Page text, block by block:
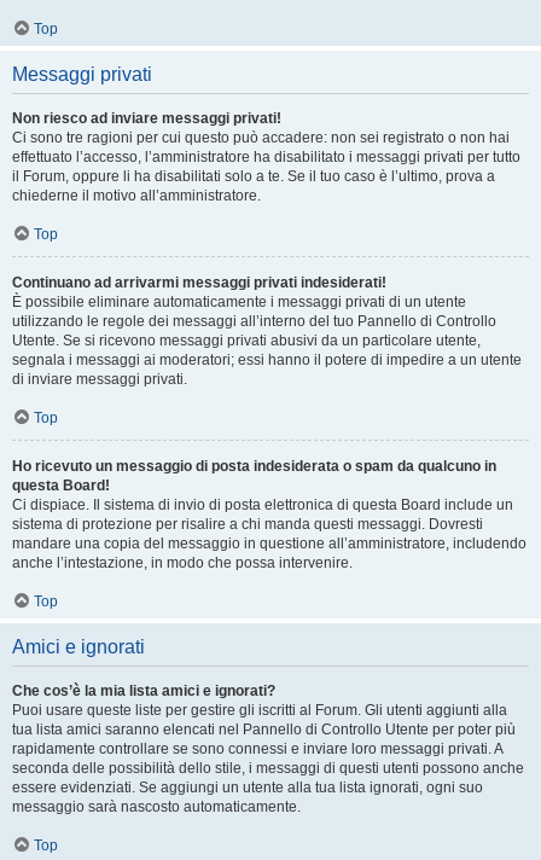
Top
Messaggi privati
Non riesco ad inviare messaggi privati!
Ci sono tre ragioni per cui questo può accadere: non sei registrato o non hai
effettuato l’accesso, l’amministratore ha disabilitato i messaggi privati per tutto
il Forum, oppure li ha disabilitati solo a te. Se il tuo caso è l’ultimo, prova a
chiederne il motivo all’amministratore.
Top
Continuano ad arrivarmi messaggi privati indesiderati!
È possibile eliminare automaticamente i messaggi privati ​​di un utente
utilizzando le regole dei messaggi all’interno del tuo Pannello di Controllo
Utente. Se si ricevono messaggi privati ​​abusivi da un particolare utente,
segnala i messaggi ai moderatori; essi hanno il potere di impedire a un utente
di inviare messaggi privati​​.
Top
Ho ricevuto un messaggio di posta indesiderata o spam da qualcuno in
questa Board!
Ci dispiace. Il sistema di invio di posta elettronica di questa Board include un
sistema di protezione per risalire a chi manda questi messaggi. Dovresti
mandare una copia del messaggio in questione all’amministratore, includendo
anche l’intestazione, in modo che possa intervenire.
Top
Amici e ignorati
Che cos’è la mia lista amici e ignorati?
Puoi usare queste liste per gestire gli iscritti al Forum. Gli utenti aggiunti alla
tua lista amici saranno elencati nel Pannello di Controllo Utente per poter più
rapidamente controllare se sono connessi e inviare loro messaggi privati. A
seconda delle possibilità dello stile, i messaggi di questi utenti possono anche
essere evidenziati. Se aggiungi un utente alla tua lista ignorati, ogni suo
messaggio sarà nascosto automaticamente.
Top